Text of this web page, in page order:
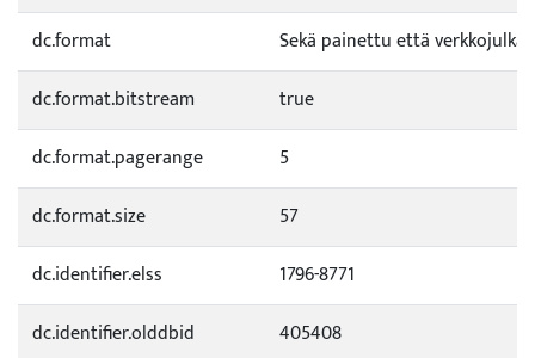
dc.format
Sekä painettu että
dc.format.bitstream
true
dc.format.pagerange
5
dc.format.size
57
dc.identifier.elss
1796-8771
dc.identifier.olddbid
405408